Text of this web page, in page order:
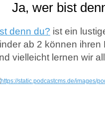
Ja, wer bist
denn du? ist ein
ab 2 können
vielleicht lernen wir